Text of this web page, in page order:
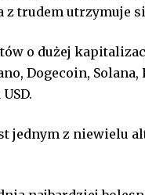
trudem utrzymuje
o dużej
Dogecoin,
jednym z niewielu